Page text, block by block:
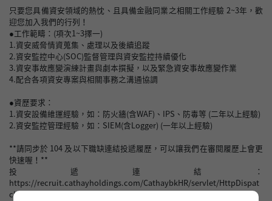
About Cathay
Benefits
Careers
FAQ
只要您具備資安領域的熱忱、且具備金融同業之相關工作經驗 2~3年，歡
迎您加入我們的行列！
●工作範疇：(項次1~3擇一)
1.資安威脅情資蒐集、處理以及後續追蹤
2.資安監控中心(SOC)監督管理與資安監控持續優化
3.資安事故應變演練計畫與劇本撰擬，以及緊急資安事故應變作業
4.配合各項資安專案與相關事務之溝通協調
●資歷要求：
1.資安設備維運經驗，如：防火牆(含WAF)、IPS、防毒等 (二年以上經驗)
2.資安監控管理經驗，如：SIEM(含Logger) (一年以上經驗)
**請同步於 104 及以下職缺連結投遞履歷，可以讓我們在審閱履歷上會更
快速喔！**
投遞連結：
https://recruit.cathayholdings.com/CathaybkHR/servlet/HttpDispat
cher/EZA0_0320/jobDetail?applFormNo=I00014505